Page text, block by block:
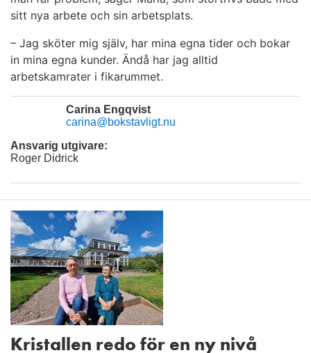
sitt nya arbete och sin arbetsplats.
– Jag sköter mig själv, har mina egna tider och bokar
in mina egna kunder. Ändå har jag alltid
arbetskamrater i fikarummet.
Carina Engqvist
carina@bokstavligt.nu
Ansvarig utgivare:
Roger Didrick
Kristallen redo för en ny nivå